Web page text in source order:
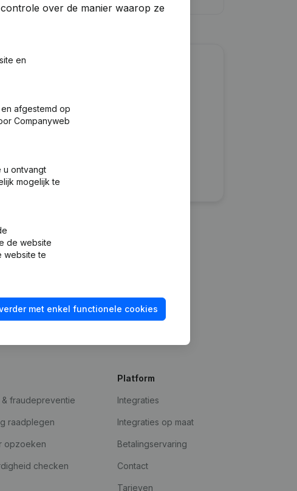
over de manier waarop ze
en
afgestemd op
Companyweb
u ontvangt
mogelijk te
de website
website te
met enkel functionele cookies
& fraudepreventie
raadplegen
opzoeken
checken
Platform
Integraties
Integraties op maat
Betalingservaring
Contact
Tarieven